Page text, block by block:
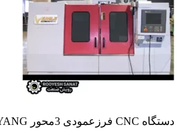
دستگاه CNC فرزعمودی 3محور YANG مدل SMV1000